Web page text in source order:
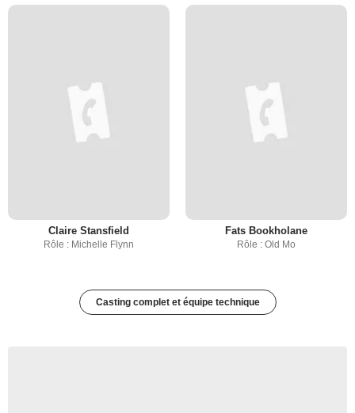
Claire Stansfield
Rôle : Michelle Flynn
Fats Bookholane
Rôle : Old Mo
Casting complet et équipe technique